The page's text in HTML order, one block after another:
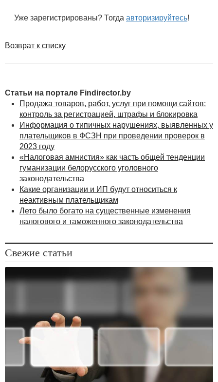
Уже зарегистрированы? Тогда авторизируйтесь!
Возврат к списку
Статьи на портале Findirector.by
Продажа товаров, работ, услуг при помощи сайтов:
контроль за регистрацией, штрафы и блокировка
Информация о типичных нарушениях, выявленных у
плательщиков в ФСЗН при проведении проверок в
2023 году
«Налоговая амнистия» как часть общей тенденции
гуманизации белорусского уголовного
законодательства
Какие организации и ИП будут относиться к
неактивным плательщикам
Лето было богато на существенные изменения
налогового и таможенного законодательства
Свежие статьи